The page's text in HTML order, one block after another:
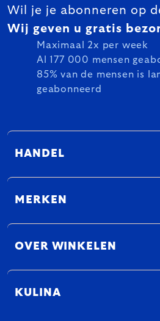
Wil je je abonneren op
Wij geven u gratis
Maximaal 2x per week
Al 177 000 mensen
85% van de mensen is
geabonneerd
HANDEL
MERKEN
OVER WINKELEN
KULINA